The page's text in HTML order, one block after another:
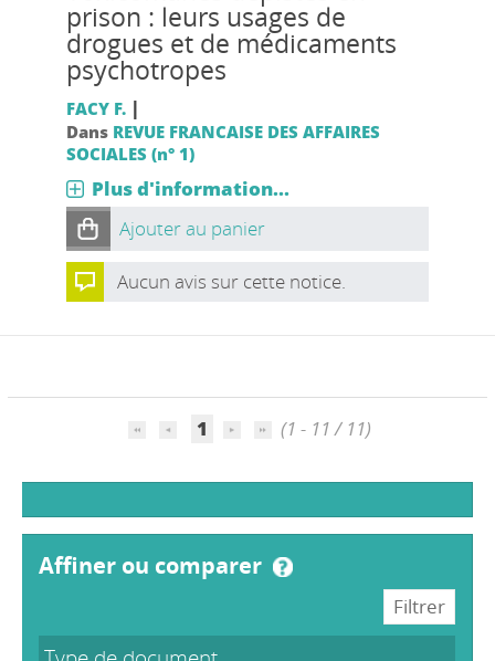
prison : leurs usages de
drogues et de médicaments
psychotropes
FACY F. |
Dans REVUE FRANCAISE DES AFFAIRES
SOCIALES (n° 1)
Plus d'information...
Ajouter au panier
Aucun avis sur cette notice.
1 (1 - 11 / 11)
affiner ou comparer